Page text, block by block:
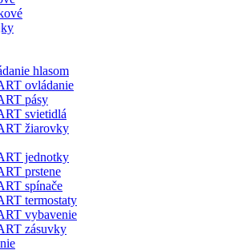
hlasom
ovládanie
pásy
svietidlá
žiarovky
jednotky
prstene
spínače
termostaty
vybavenie
zásuvky